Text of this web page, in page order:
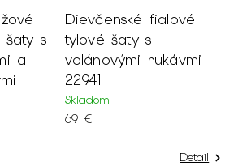
šaty s
a
Dievčenské fialové
tylové šaty s
volánovými rukávmi
22941
Skladom
69 €
Detail